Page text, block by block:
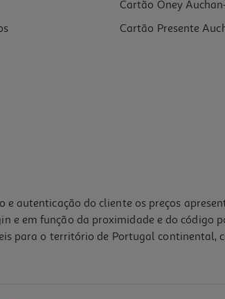
Cartão Oney
Cartão Presente
autenticação do cliente os preços
e em função da proximidade e do código
para o território de Portugal continental,